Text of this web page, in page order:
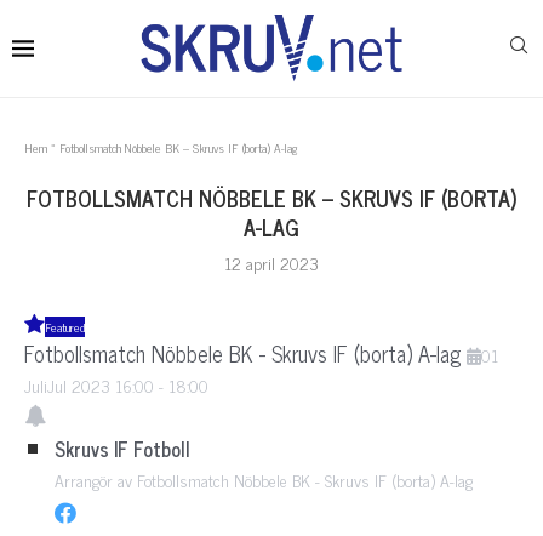
Hem» Fotbollsmatch Nöbbele BK – Skruvs IF (borta) A-lag
FOTBOLLSMATCH NÖBBELE BK – SKRUVS IF (BORTA)
A-LAG
12 april 2023
Featured
Fotbollsmatch Nöbbele BK - Skruvs IF (borta) A-lag
01
JuliJul 2023 16:00 - 18:00
Skruvs IF Fotboll
Arrangör av Fotbollsmatch Nöbbele BK - Skruvs IF (borta) A-lag